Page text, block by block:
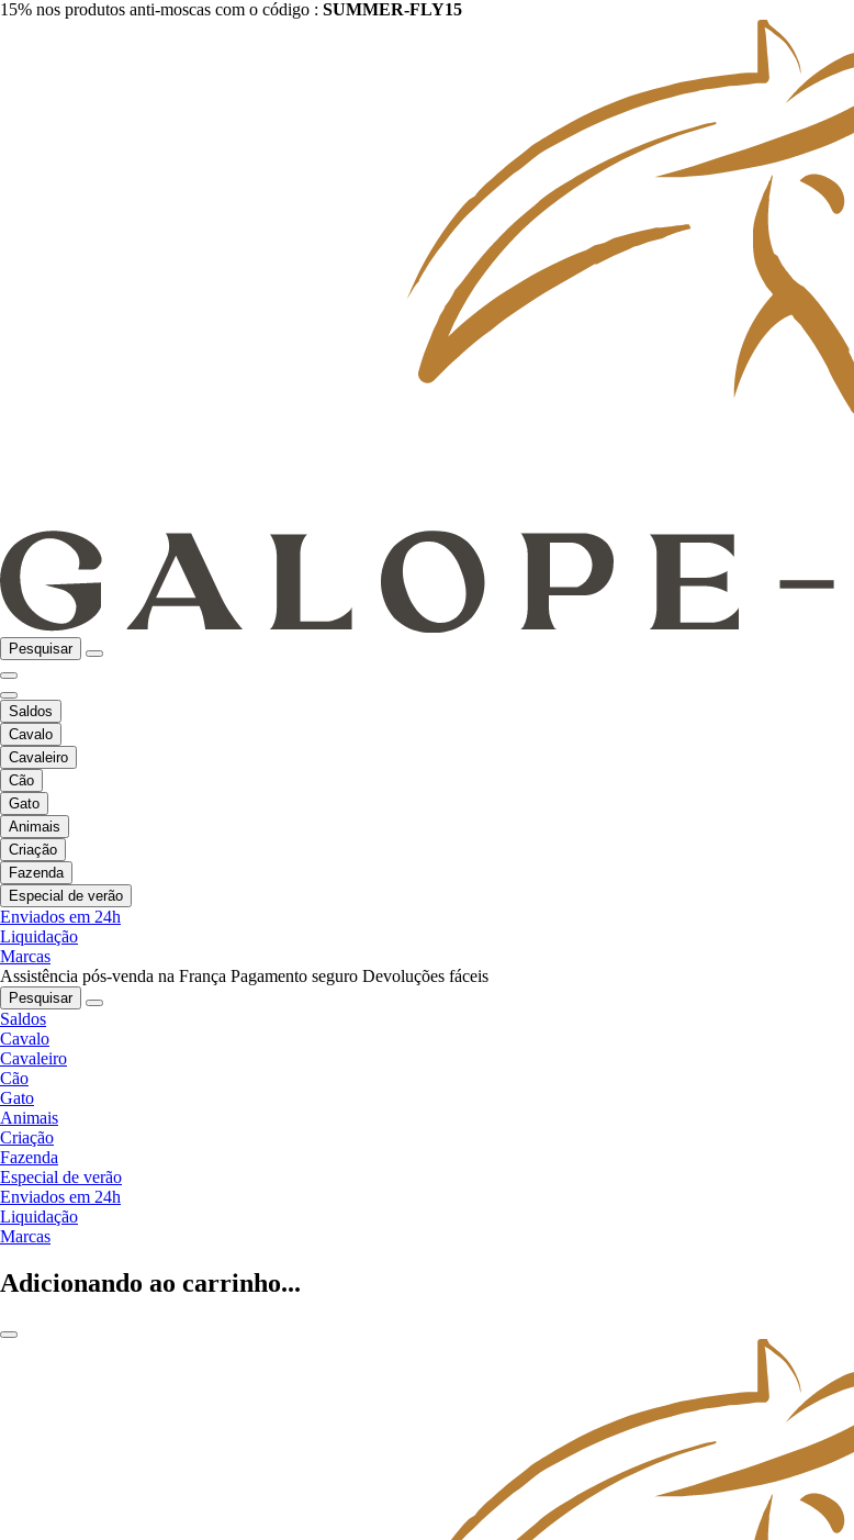
15% nos produtos anti-moscas com o código : SUMMER-FLY15
Pesquisar
Saldos
Cavalo
Cavaleiro
Cão
Gato
Animais
Criação
Fazenda
Especial de verão
Enviados em 24h
Liquidação
Marcas
Assistência pós-venda na França Pagamento seguro Devoluções fáceis
Pesquisar
Saldos
Cavalo
Cavaleiro
Cão
Gato
Animais
Criação
Fazenda
Especial de verão
Enviados em 24h
Liquidação
Marcas
Adicionando ao carrinho...